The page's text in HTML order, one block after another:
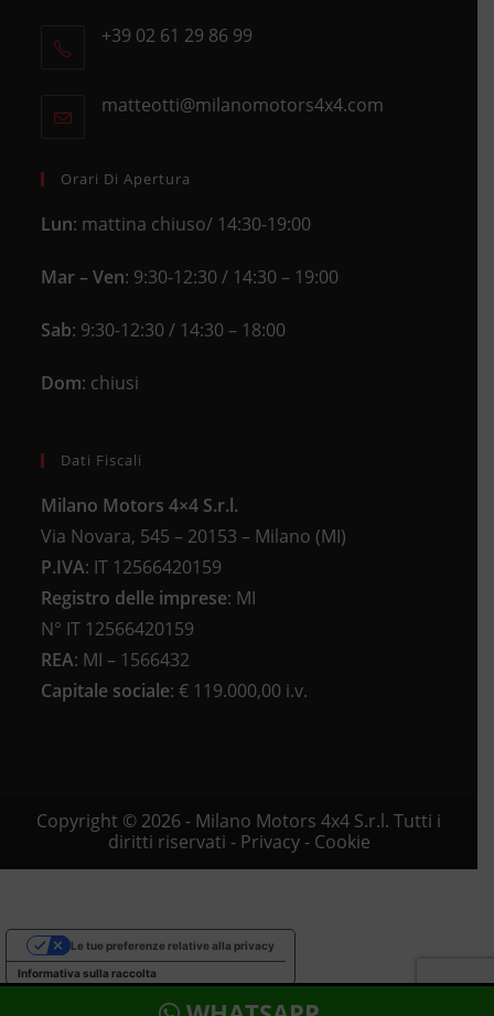
in
+39 02 61 29 86 99
your
matteotti@milanomotors4x4.comOpens
Orari Di Apertura
Lun: mattina chiuso/ 14:30-19:00
Mar – Ven: 9:30-12:30 / 14:30 – 19:00
Sab: 9:30-12:30 / 14:30 – 18:00
Dom: chiusi
Dati Fiscali
Milano Motors 4×4 S.r.l.
Via Novara, 545 – 20153 – Milano (MI)
P.IVA: IT 12566420159
Registro delle imprese: MI
N° IT 12566420159
REA: MI – 1566432
Capitale sociale: € 119.000,00 i.v.
Copyright © 2026 - Milano Motors 4x4 S.r.l. Tutti i
diritti riservati - Privacy- Cookie
Informativa sulla raccolta
Le tue preferenze relative alla privacy